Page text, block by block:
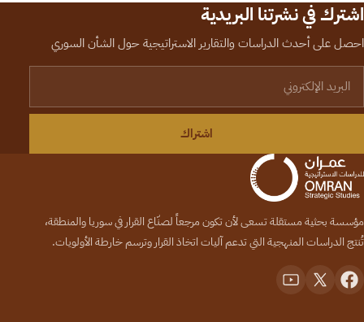
اشترك في نشرتنا البريدية
احصل على أحدث الدراسات والتقارير الاستراتيجية حول الشأن السوري
اشتراك
مؤسسة بحثية مستقلة تسعى لأن تكون مرجعاً لصنّاع القرار في سوريا والمنطقة،
تُنتج الدراسات المنهجية التي تدعم آليات اتخاذ القرار وترسم خارطة الأولويات.